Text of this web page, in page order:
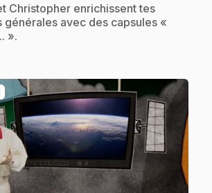
Christopher enrichissent tes
générales avec des capsules «
».